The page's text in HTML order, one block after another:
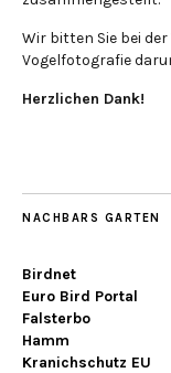
Wir bitten Sie bei
Vogelfotografie
Herzlichen Dank!
NACHBARS GARTEN
Birdnet
Euro Bird Portal
Falsterbo
Hamm
Kranichschutz EU